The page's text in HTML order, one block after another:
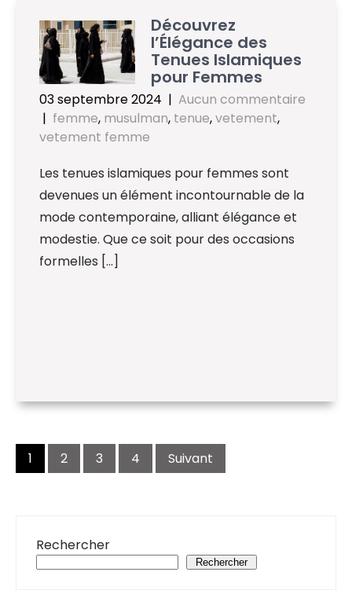
Découvrez
l’Élégance des
Tenues Islamiques
pour Femmes
03 septembre 2024 | Aucun commentaire
| femme, musulman, tenue,vetement,
vetement femme
Les tenues islamiques pour femmes sont
devenues un élément incontournable de la
mode contemporaine, alliant élégance et
modestie. Que ce soit pour des occasions
formelles […]
Navigation
des
articles
1 2 3 4 Suivant
Rechercher
Rechercher